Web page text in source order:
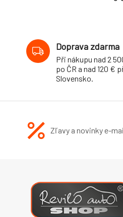
Doprava zdarma
Při nákupu nad 2
po ČR a nad 120 €
Slovensko.
Zľavy a novinky e-